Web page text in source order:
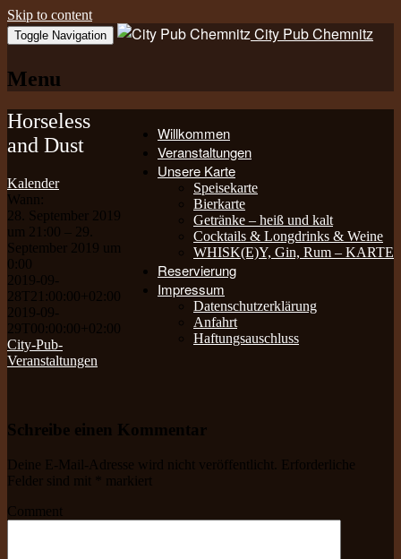
Skip to content
Toggle Navigation City Pub Chemnitz
Menu
Willkommen
Veranstaltungen
Unsere Karte
Speisekarte
Bierkarte
Getränke – heiß und kalt
Cocktails & Longdrinks & Weine
WHISK(E)Y, Gin, Rum – KARTE
Reservierung
Impressum
Datenschutzerklärung
Anfahrt
Haftungsauschluss
Horseless
and Dust
Kalender
Wann:
28. September 2019
um 21:00 – 29.
September 2019 um
0:00
2019-09-
28T21:00:00+02:00
2019-09-
29T00:00:00+02:00
City-Pub-
Veranstaltungen
Schreibe einen Kommentar
Deine E-Mail-Adresse wird nicht veröffentlicht.
Erforderliche
Felder sind mit
markiert
Comment